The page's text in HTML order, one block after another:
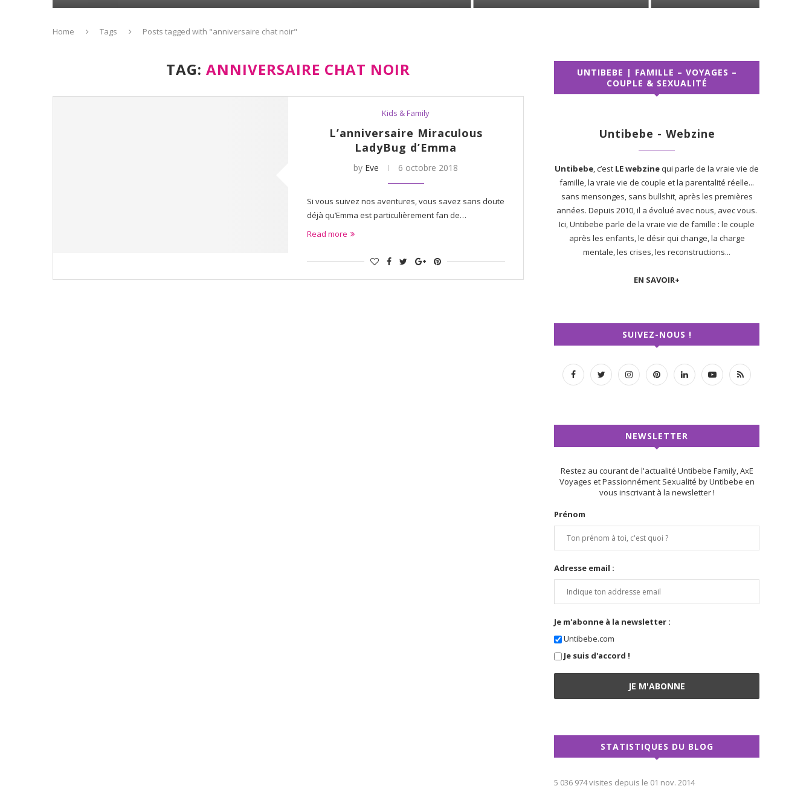
Home Tags Posts tagged with "anniversaire chat noir"
TAG: ANNIVERSAIRE CHAT NOIR
Kids & Family
L’anniversaire Miraculous
LadyBug d’Emma
by Eve 6 octobre 2018
Si vous suivez nos aventures, vous savez sans doute
déjà qu’Emma est particulièrement fan de…
Read more
UNTIBEBE | FAMILLE – VOYAGES –
COUPLE & SEXUALITÉ
Untibebe - Webzine
Untibebe, c’est LE webzinequi parle de la vraie vie de
famille, la vraie vie de couple et la parentalité réelle...
sans mensonges, sans bullshit, après les premières
années. Depuis 2010, il a évolué avec nous, avec vous.
Ici, Untibebe parle de la vraie vie de famille : le couple
après les enfants, le désir qui change, la charge
mentale, les crises, les reconstructions...
EN SAVOIR+
SUIVEZ-NOUS !
NEWSLETTER
Restez au courant de l'actualité Untibebe Family, AxE
Voyages et Passionnément Sexualité by Untibebe en
vous inscrivant à la newsletter !
Prénom
Adresse email :
Je m'abonne à la newsletter :
Untibebe.com
Je suis d'accord !
STATISTIQUES DU BLOG
5 036 974 visites depuis le 01 nov. 2014